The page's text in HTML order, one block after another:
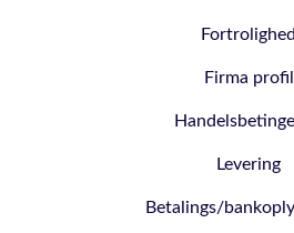
Fortrolighed
Firma profil
Levering
Betalings/